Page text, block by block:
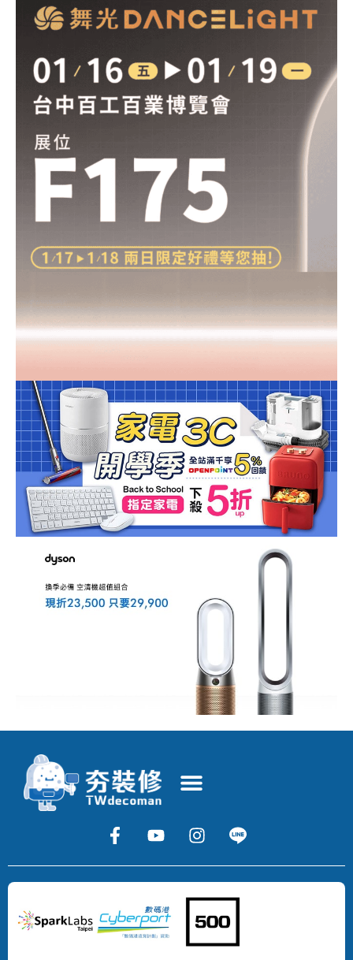
Copyright
2024
DECOMAN